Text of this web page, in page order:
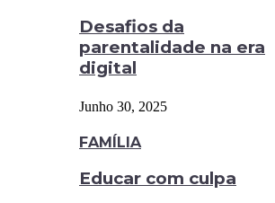
Desafios da
parentalidade na era
digital
Junho 30, 2025
FAMÍLIA
Educar com culpa